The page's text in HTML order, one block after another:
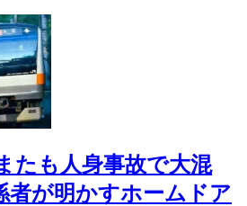
たも人身事故で大混
が明かすホームドア